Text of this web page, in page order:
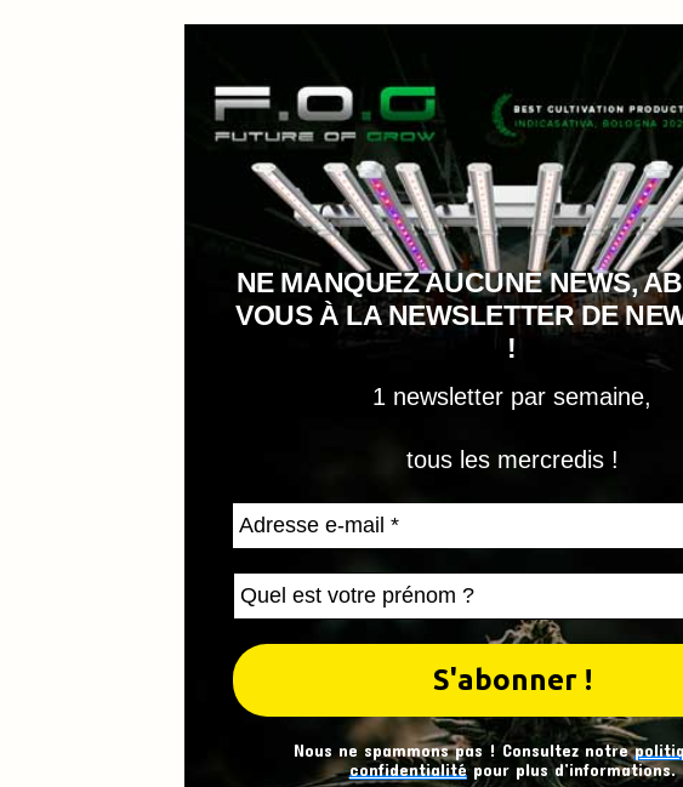
NE MANQUEZ AUCUNE NEWS,
VOUS À LA NEWSLETTER DE
!
1 newsletter par semaine,
tous les mercredis !
Nous ne spammons pas ! Consultez notre
confidentialitépour plus d’informations.